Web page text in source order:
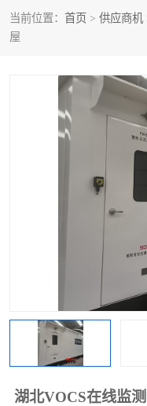
当前位置： 首页 > 供应商机
屋
湖北VOCS在线监
防爆操作柱